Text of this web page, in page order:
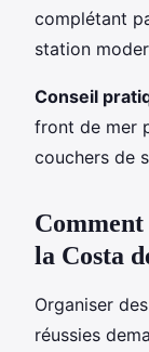
complétant
station
Conseil
front de mer
couchers de
Comment
la Costa
Organiser des
réussies